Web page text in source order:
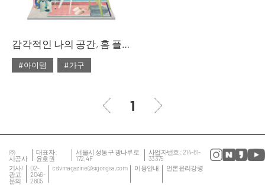
감각적인 나의 공간, 홈 플레이스
#아이템
#가구
#소품
#의자
#인테리어
#조명
#집 꾸미기
#침실
#테이블
1
㈜
시공사
대표자 :
윤호권
서울시 성동구 광나루로
172, 4F
사업자번호 : 214-81-
33375
기사/
광고
문의
02-
2046-
2805
cslvmagazine@sigongsa.com 이용안내 언론윤리강령